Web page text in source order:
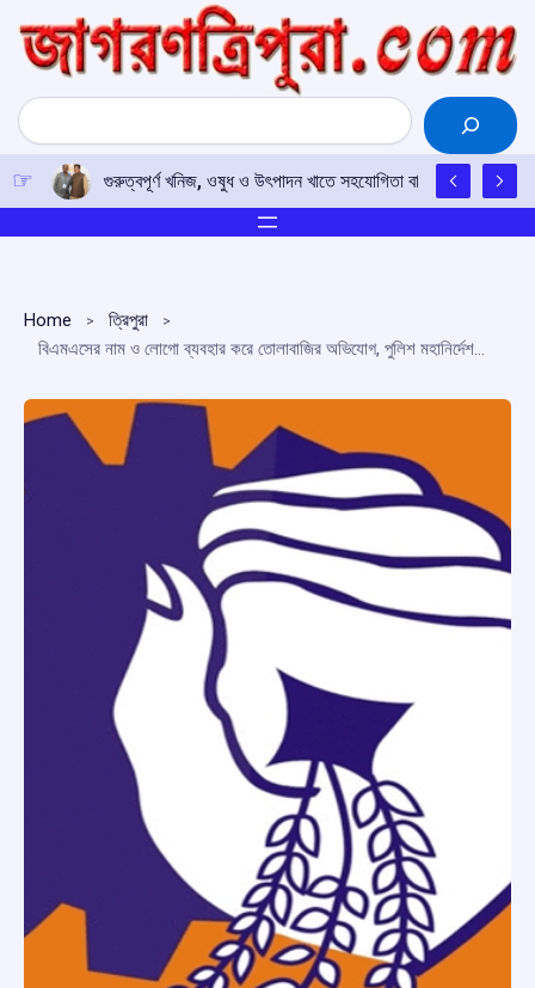
content
Search
গুরুত্বপূর্ণ খনিজ, ওষুধ ও উৎপাদন খাতে সহযোগিতা বাড়াতে সম্মত ভারত-
Home
ত্রিপুরা
বিএমএসের নাম ও লোগো ব্যবহার করে তোলাবাজির অভিযোগ, পুলিশ মহানির্দেশকের দ্বারস্থ সংগঠন